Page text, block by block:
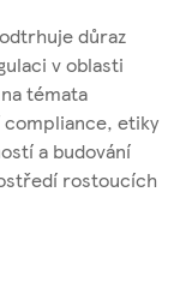
důraz
v oblasti
témata
etiky
a budování
rostoucích